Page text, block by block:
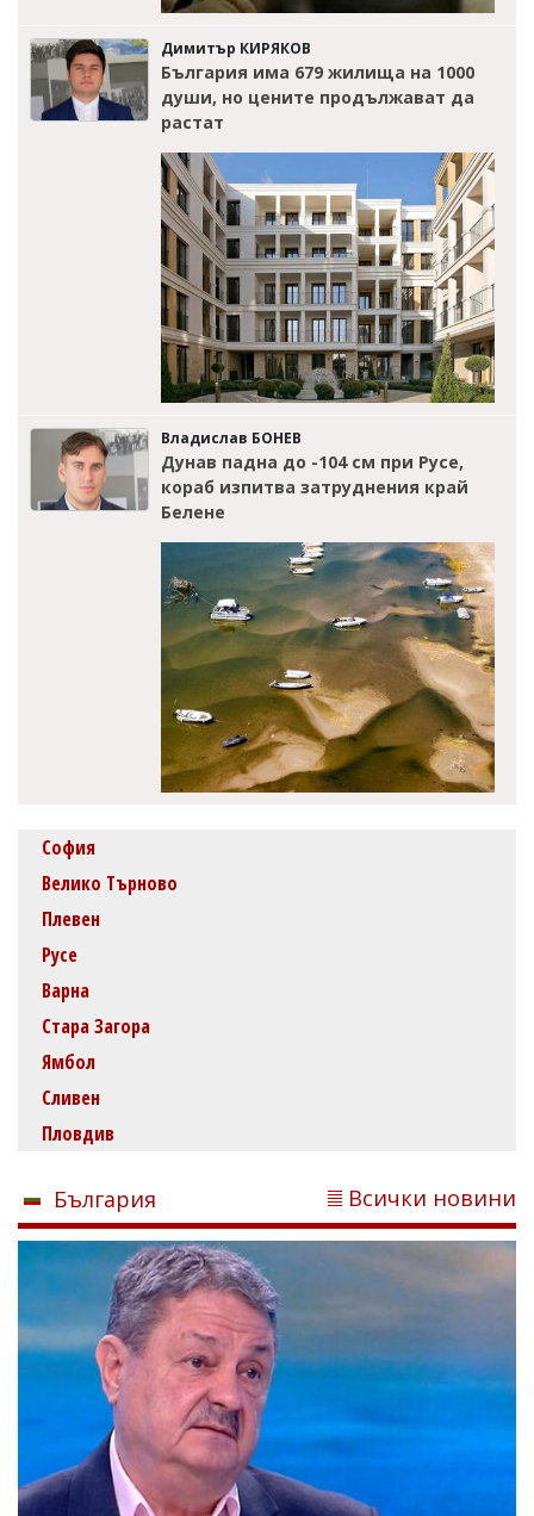
Димитър КИРЯКОВ
България има 679 жилища на 1000
души, но цените продължават да
растат
Владислав БОНЕВ
Дунав падна до -104 см при Русе,
кораб изпитва затруднения край
Белене
София
Велико Търново
Плевен
Русе
Варна
Стара Загора
Ямбол
Сливен
Пловдив
България Всички новини